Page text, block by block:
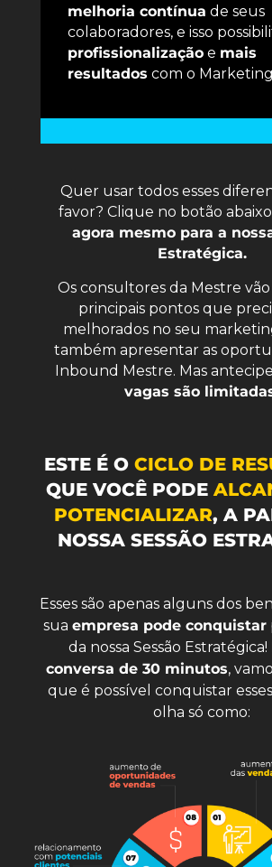
melhoria contínua de seus
colaboradores, e isso
profissionalização e mais
resultados com o
Quer usar todos esses
favor? Clique no botão
agora mesmo para a
Estratégica.
Os consultores da Mestre vão
principais pontos que
melhorados no seu
também apresentar as
Inbound Mestre. Mas
vagas são
ESTE É O CICLO DE
QUE VOCÊ PODE
POTENCIALIZAR, A
NOSSA SESSÃO
Esses são apenas alguns dos
sua empresa pode conquistar
da nossa Sessão Estratégica!
conversa de 30 minutos,
que é possível conquistar
olha só como: